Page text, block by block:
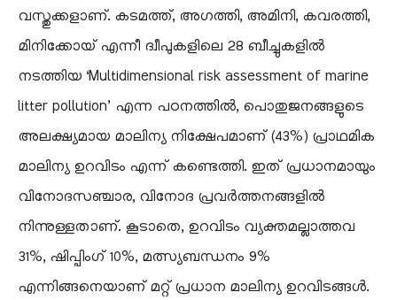
വസ്തുക്കളാണ്. കടമത്ത്, അഗത്തി, അമിനി, കവരത്തി,
മിനിക്കോയ് എന്നീ ദ്വീപുകളിലെ 28 ബീച്ചുകളിൽ
നടത്തിയ ‘Multidimensional risk assessment of marine
litter pollution’ എന്ന പഠനത്തിൽ, പൊതുജനങ്ങളുടെ
അലക്ഷ്യമായ മാലിന്യ നിക്ഷേപമാണ് (43%) പ്രാഥമിക
മാലിന്യ ഉറവിടം എന്ന് കണ്ടെത്തി. ഇത് പ്രധാനമായും
വിനോദസഞ്ചാര, വിനോദ പ്രവർത്തനങ്ങളിൽ
നിന്നുള്ളതാണ്. കൂടാതെ, ഉറവിടം വ്യക്തമല്ലാത്തവ
31%, ഷിപ്പിംഗ് 10%, മത്സ്യബന്ധനം 9%
എന്നിങ്ങനെയാണ് മറ്റ് പ്രധാന മാലിന്യ ഉറവിടങ്ങൾ.